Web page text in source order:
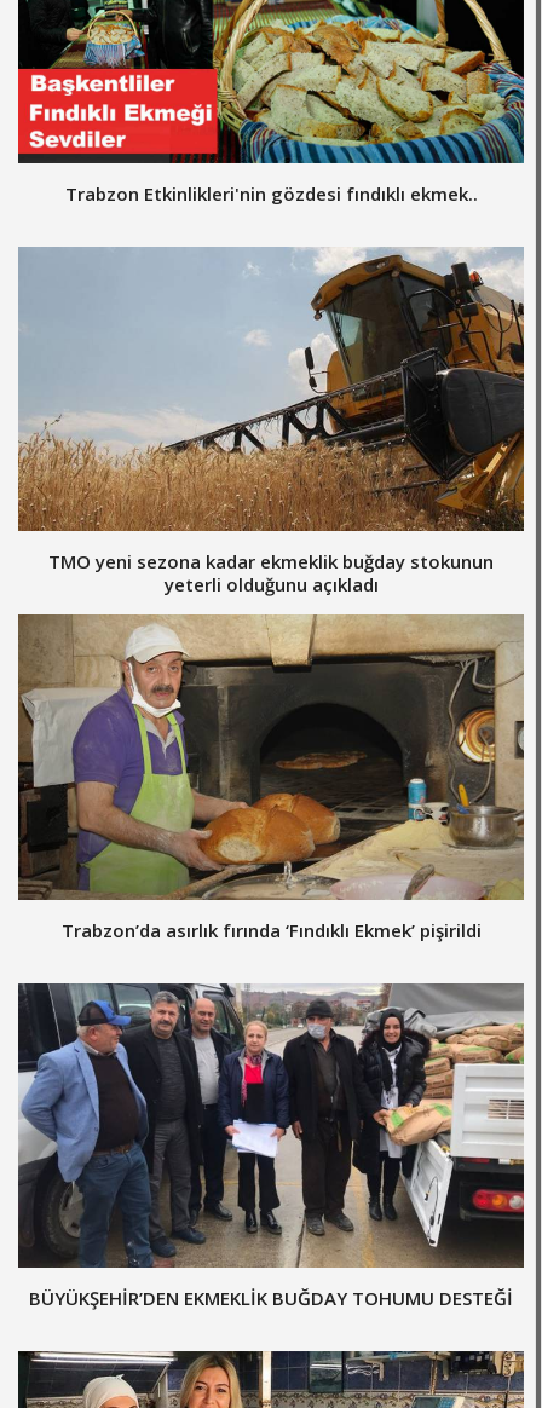
Trabzon Etkinlikleri'nin gözdesi fındıklı ekmek..
TMO yeni sezona kadar ekmeklik buğday stokunun
yeterli olduğunu açıkladı
Trabzon’da asırlık fırında ‘Fındıklı Ekmek’ pişirildi
BÜYÜKŞEHİR’DEN EKMEKLİK BUĞDAY TOHUMU DESTEĞİ